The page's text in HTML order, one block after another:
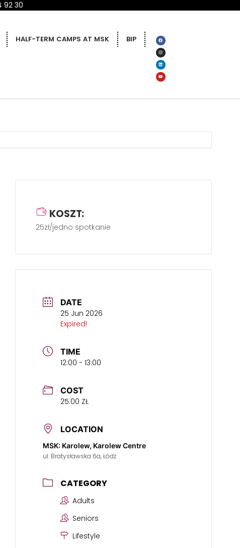
92 30
HALF-TERM CAMPS AT MSK BIP
DATE
25 Jun 2026
Expired!
TIME
12:00 - 13:00
COST
25.00 ZŁ
LOCATION
MSK: Karolew, Karolew Centre
ul. Bratysławska 6a, Łódź
CATEGORY
Adults
Seniors
Lifestyle
KOSZT:
25zł/jedno spotkanie